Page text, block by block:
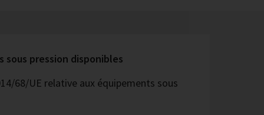
pression disponibles
68/UE relative aux équipements sous